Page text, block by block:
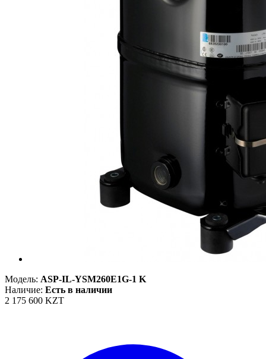
Модель: ASP-IL-YSM260E1G-1 K
Наличие: Есть в наличии
2 175 600 KZT